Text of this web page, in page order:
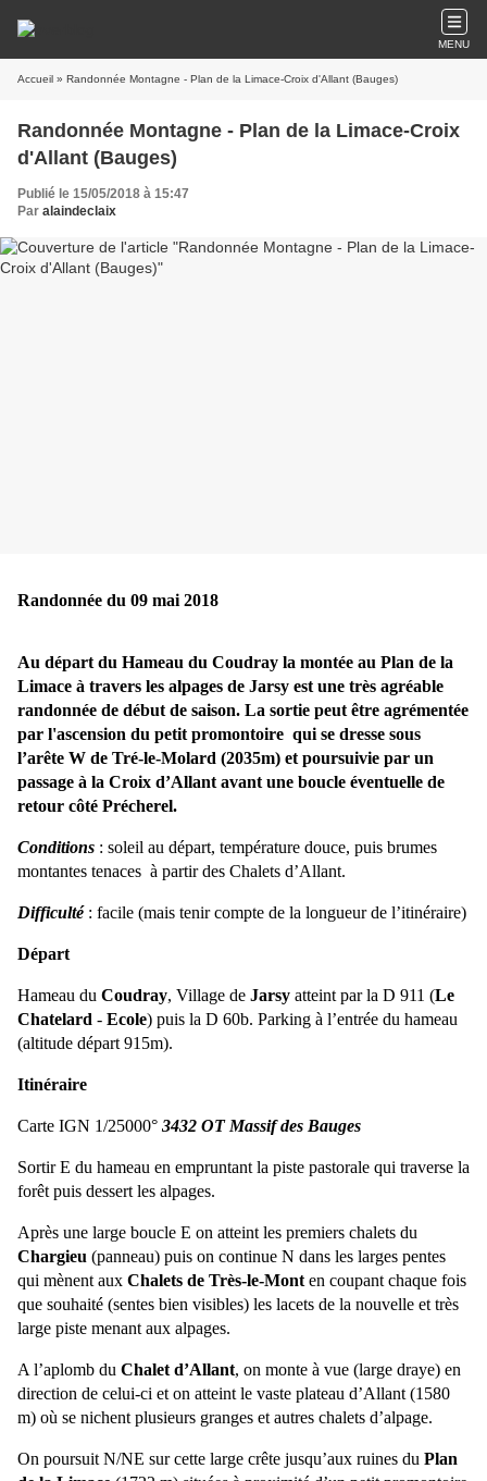
MENU
Accueil » Randonnée Montagne - Plan de la Limace-Croix d'Allant (Bauges)
Randonnée Montagne - Plan de la Limace-Croix
d'Allant (Bauges)
Publié le 15/05/2018 à 15:47
Par alaindeclaix
Randonnée du 09 mai 2018
Au départ du Hameau du Coudray la montée au Plan de la
Limace à travers les alpages de Jarsy est une très agréable
randonnée de début de saison. La sortie peut être agrémentée
par l'ascension du petit promontoire qui se dresse sous
l’arête W de Tré-le-Molard (2035m) et poursuivie par un
passage à la Croix d’Allant avant une boucle éventuelle de
retour côté Précherel.
Conditions : soleil au départ, température douce, puis brumes
montantes tenaces à partir des Chalets d’Allant.
Difficulté : facile (mais tenir compte de la longueur de l’itinéraire)
Départ
Hameau du Coudray, Village de Jarsy atteint parla D 911 (Le
Chatelard - Ecole) puis la D 60b. Parking à l’entrée du hameau
(altitude départ 915m).
Itinéraire
Carte IGN 1/25000° 3432 OT Massif des Bauges
Sortir E du hameau en empruntant la piste pastorale qui traverse la
forêt puis dessert les alpages.
Après une large boucle E on atteint les premiers chalets du
Chargieu (panneau) puis on continue N dans les larges pentes
qui mènent aux Chalets de Très-le-Mont en coupant chaque fois
que souhaité (sentes bien visibles) les lacets de la nouvelle et très
large piste menant aux alpages.
A l’aplomb du Chalet d’Allant, on monte à vue (large draye) en
direction de celui-ci et on atteint le vaste plateau d’Allant (1580
m) où se nichent plusieurs granges et autres chalets d’alpage.
On poursuit N/NE sur cette large crête jusqu’aux ruines du Plan